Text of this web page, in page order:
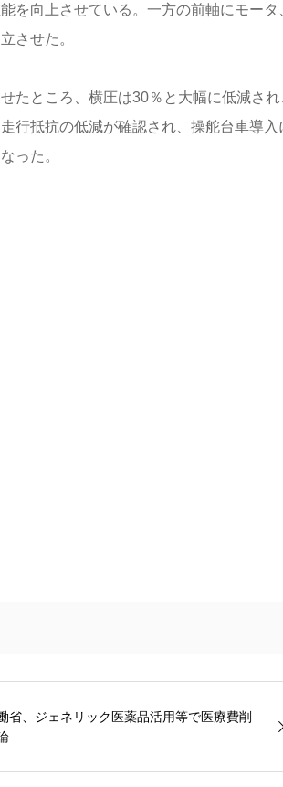
を向上させている。一方の前軸にモータ
させた。
たところ、横圧は30％と大幅に低減され
行抵抗の低減が確認され、操舵台車導入
った。
省、ジェネリック医薬品活用等で医療費削